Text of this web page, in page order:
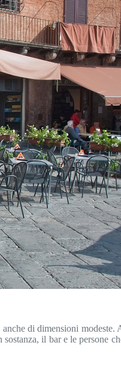
anche di dimensioni modeste.
il bar e le